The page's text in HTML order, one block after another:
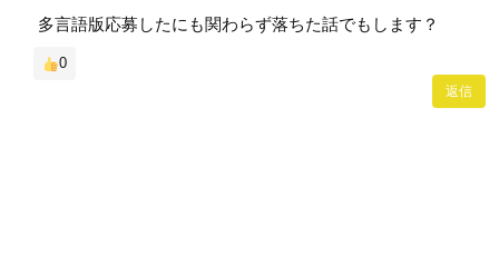
多言語版応募したにも関わらず落ちた話でもします？
0
返信